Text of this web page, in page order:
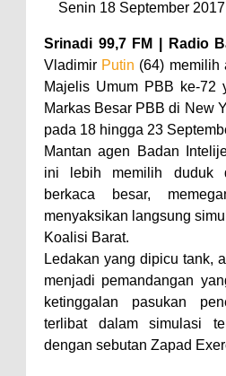
Srinadi 99,7 FM | Radio
Vladimir Putin (64) memilih
Majelis Umum PBB ke-72
Markas Besar PBB di New
pada 18 hingga 23
Mantan agen Badan
ini lebih memilih duduk
berkaca besar,
menyaksikan langsung
Koalisi Barat.
Ledakan yang dipicu tank,
menjadi pemandangan
ketinggalan pasukan
terlibat dalam simulasi
dengan sebutan Zapad